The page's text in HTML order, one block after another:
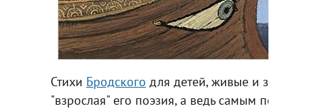
Стихи Бродского для детей, живые и
"взрослая" его поэзия, а ведь самым первым